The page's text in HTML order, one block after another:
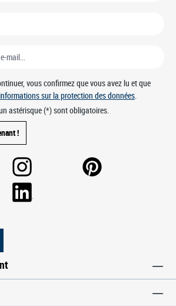
vous confirmez que vous avez lu et que
sur la protection des données.
astérisque (*) sont obligatoires.
!